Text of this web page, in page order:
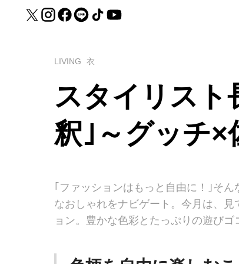
LIVING 衣
スタイリスト
釈｣～グッチ×
｢ファッションはもっと自由に！｣そ
なおしゃれをナビゲート。今月は、
ョン。豊かな色彩とたっぷりの遊びゴ